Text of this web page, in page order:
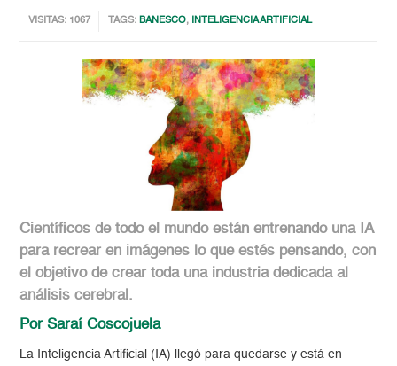
VISITAS: 1067 TAGS:BANESCO, INTELIGENCIA ARTIFICIAL
Científicos de todo el mundo están entrenando una IA
para recrear en imágenes lo que estés pensando, con
el objetivo de crear toda una industria dedicada al
análisis cerebral.
Por Saraí Coscojuela
La Inteligencia Artificial (IA) llegó para quedarse y está en